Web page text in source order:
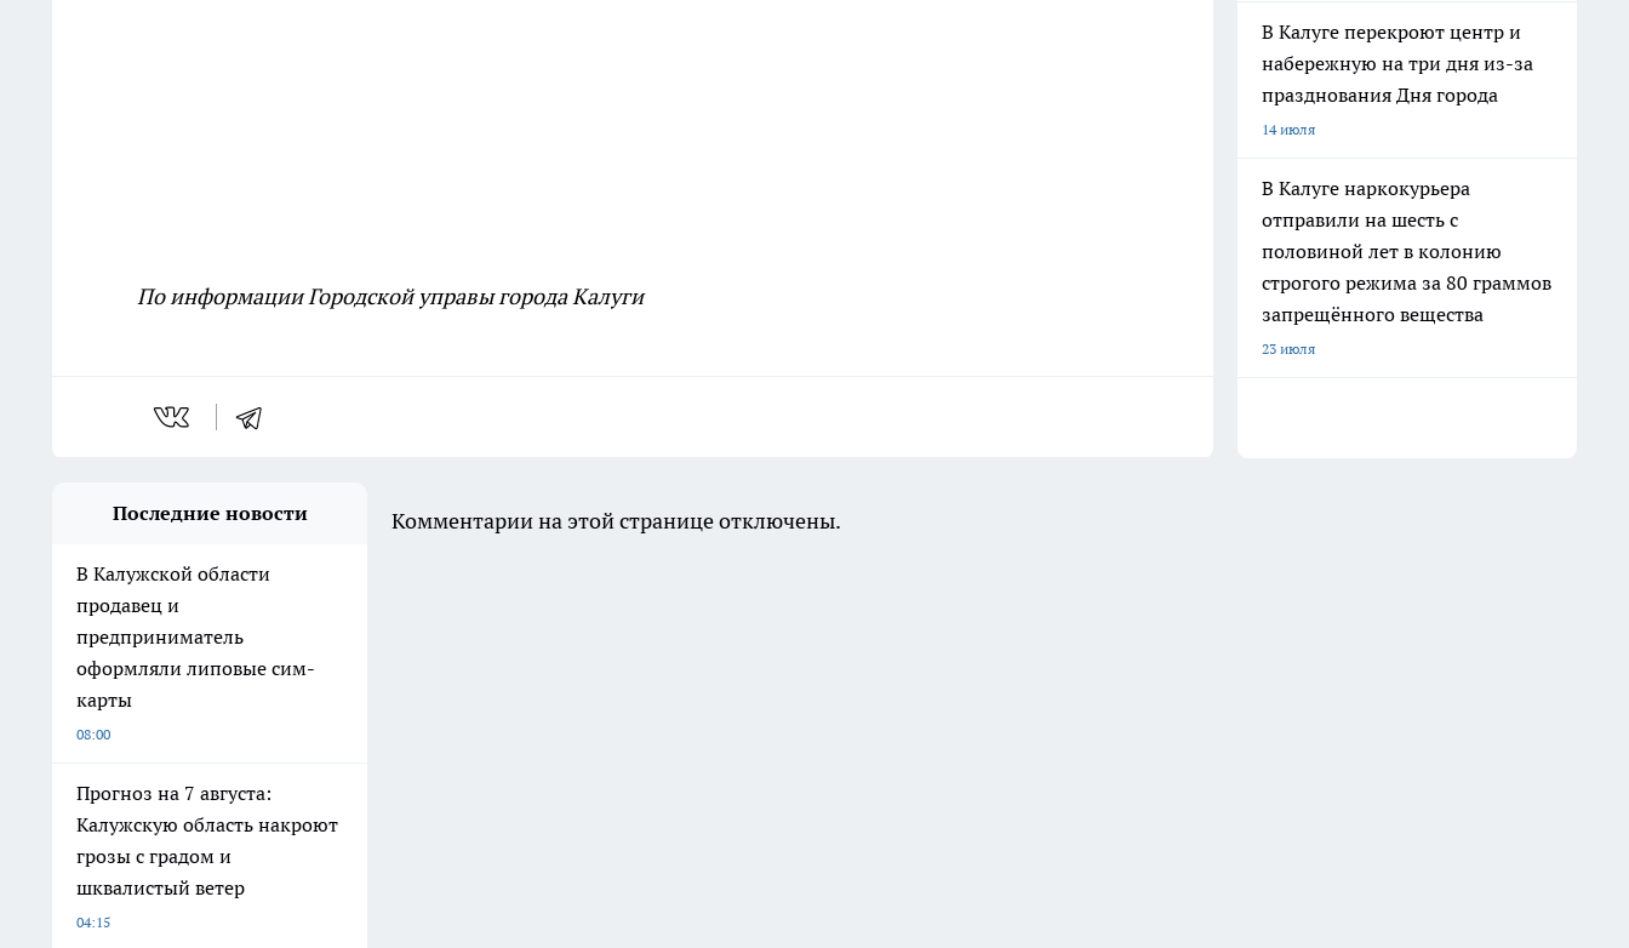
По информации Городской управы города Калуги
В Калуге перекроют центр и
набережную на три дня из-за
празднования Дня города
14 июля
В Калуге наркокурьера
отправили на шесть с
половиной лет в колонию
строгого режима за 80 граммов
запрещённого вещества
23 июля
Последние новости
В Калужской области
продавец и
предприниматель
оформляли липовые сим-
карты
08:00
Прогноз на 7 августа:
Калужскую область накроют
грозы с градом и
шквалистый ветер
04:15
Комментарии на этой странице отключены.